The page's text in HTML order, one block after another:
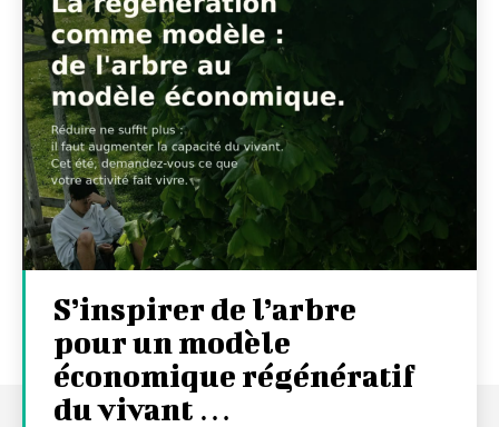
S’inspirer de l’arbre
pour un modèle
économique régénératif
du vivant …